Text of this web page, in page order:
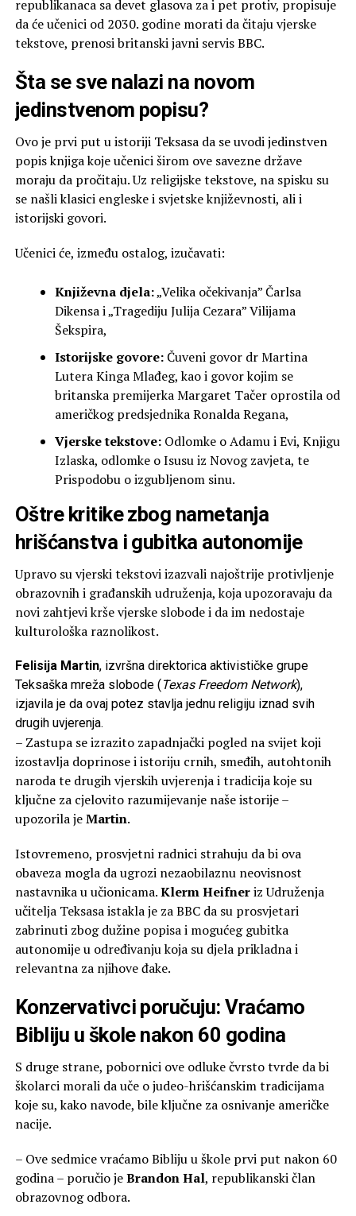
republikanaca sa devet glasova za i pet protiv, propisuje
da će učenici od 2030. godine morati da čitaju vjerske
tekstove, prenosi britanski javni servis BBC.
Šta se sve nalazi na novom
jedinstvenom popisu?
Ovo je prvi put u istoriji Teksasa da se uvodi jedinstven
popis knjiga koje učenici širom ove savezne države
moraju da pročitaju. Uz religijske tekstove, na spisku su
se našli klasici engleske i svjetske književnosti, ali i
istorijski govori.
Učenici će, između ostalog, izučavati:
Književna djela:„Velika očekivanja” Čarlsa
Dikensa i „Tragediju Julija Cezara” Vilijama
Šekspira,
Istorijske govore:Čuveni govor dr Martina
Lutera Kinga Mlađeg, kao i govor kojim se
britanska premijerka Margaret Tačer oprostila od
američkog predsjednika Ronalda Regana,
Vjerske tekstove:Odlomke o Adamu i Evi, Knjigu
Izlaska, odlomke o Isusu iz Novog zavjeta, te
Prispodobu o izgubljenom sinu.
Oštre kritike zbog nametanja
hrišćanstva i gubitka autonomije
Upravo su vjerski tekstovi izazvali najoštrije protivljenje
obrazovnih i građanskih udruženja, koja upozoravaju da
novi zahtjevi krše vjerske slobode i da im nedostaje
kulturološka raznolikost.
Felisija Martin, izvršna direktorica aktivističke grupe
Teksaška mreža slobode (Texas Freedom Network),
izjavila je da ovaj potez stavlja jednu religiju iznad svih
drugih uvjerenja.
– Zastupa se izrazito zapadnjački pogled na svijet koji
izostavlja doprinose i istoriju crnih, smeđih, autohtonih
naroda te drugih vjerskih uvjerenja i tradicija koje su
ključne za cjelovito razumijevanje naše istorije –
upozorila jeMartin.
Istovremeno, prosvjetni radnici strahuju da bi ova
obaveza mogla da ugrozi nezaobilaznu neovisnost
nastavnika u učionicama.Klerm Heifneriz Udruženja
učitelja Teksasa istakla je za BBC da su prosvjetari
zabrinuti zbog dužine popisa i mogućeg gubitka
autonomije u određivanju koja su djela prikladna i
relevantna za njihove đake.
Konzervativci poručuju: Vraćamo
Bibliju u škole nakon 60 godina
S druge strane, pobornici ove odluke čvrsto tvrde da bi
školarci morali da uče o judeo-hrišćanskim tradicijama
koje su, kako navode, bile ključne za osnivanje američke
nacije.
– Ove sedmice vraćamo Bibliju u škole prvi put nakon 60
godina – poručio jeBrandon Hal, republikanski član
obrazovnog odbora.